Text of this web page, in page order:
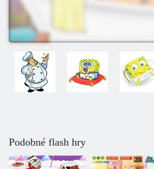
Podobné flash hry